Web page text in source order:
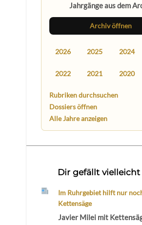
Jahrgänge aus dem
Archiv öffnen
2026 2025 2024
2022 2021 2020
Rubriken durchsuchen
Dossiers öffnen
Alle Jahre anzeigen
Dir gefällt vielleicht
Im Ruhrgebiet hilft nur
Kettensäge
Javier Milei mit